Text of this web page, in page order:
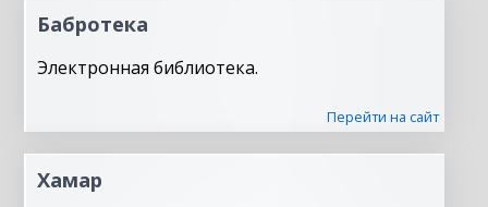
Бабротека
Электронная библиотека.
Перейти на сайт
Хамар